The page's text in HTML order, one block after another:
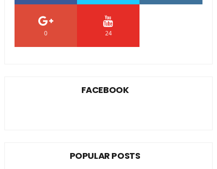
0 24
FACEBOOK
POPULAR POSTS